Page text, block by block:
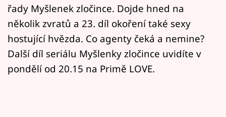
Přihlášení
Sledujte nás
řady Myšlenek zločince. Dojde hned na
několik zvratů a 23. díl okoření také sexy
hostující hvězda. Co agenty čeká a nemine?
Další díl seriálu Myšlenky zločince uvidíte v
pondělí od 20.15 na Primě LOVE.